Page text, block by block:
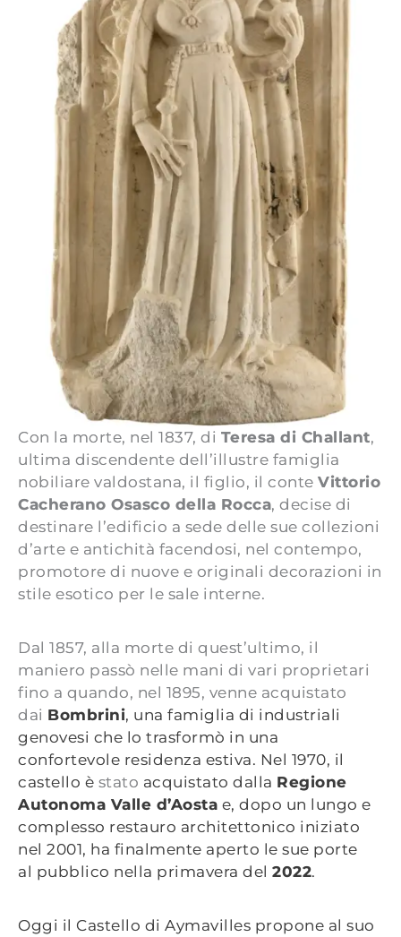
Con la morte, nel 1837, di Teresa di Challant,
ultima discendente dell’illustre famiglia
nobiliare valdostana, il figlio, il conte Vittorio
Cacherano Osasco della Rocca, decise di
destinare l’edificio a sede delle sue collezioni
d’arte e antichità facendosi, nel contempo,
promotore di nuove e originali decorazioni in
stile esotico per le sale interne.
Dal 1857, alla morte di quest’ultimo, il
maniero passò nelle mani di vari proprietari
fino a quando, nel 1895, venne acquistato
dai Bombrini, una famiglia di industriali
genovesi che lo trasformò in una
confortevole residenza estiva. Nel 1970, il
castello è stato acquistato dalla Regione
Autonoma Valle d’Aosta e, dopo un lungo e
complesso restauro architettonico iniziato
nel 2001, ha finalmente aperto le sue porte
al pubblico nella primavera del 2022.
Oggi il Castello di Aymavilles propone al suo